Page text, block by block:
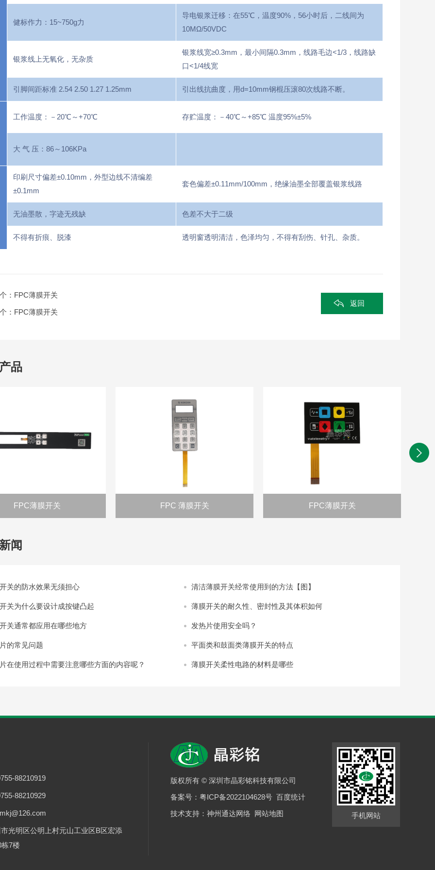
健标作力：15~750g力
导电银浆迁移：在55℃，温度90%，56小时后，二线间为
10MΩ/50VDC
银浆线上无氧化，无杂质
银浆线宽≥0.3mm，最小间隔0.3mm，线路毛边<1/3，线路缺
口<1/4线宽
引脚间距标准 2.54 2.50 1.27 1.25mm 引出线抗曲度，用d=10mm钢棍压滚80次线路不断。
工作温度：－20℃～+70℃ 存贮温度：－40℃～+85℃ 温度95%±5%
大 气 压：86～106KPa
印刷尺寸偏差±0.10mm，外型边线不清编差
±0.1mm
套色偏差±0.11mm/100mm，绝缘油墨全部覆盖银浆线路
无油墨散，字迹无残缺 色差不大于二级
不得有折痕、脱漆 透明窗透明清洁，色泽均匀，不得有刮伤、针孔、杂质。
： FPC薄膜开关
： FPC薄膜开关
返回
品
FPC薄膜开关 FPC 薄膜开关 FPC薄膜开关
闻
关的防水效果无须担心 清洁薄膜开关经常使用到的方法【图】
关为什么要设计成按键凸起 薄膜开关的耐久性、密封性及其体积如何
关通常都应用在哪些地方 发热片使用安全吗？
的常见问题 平面类和鼓面类薄膜开关的特点
在使用过程中需要注意哪些方面的内容呢？ 薄膜开关柔性电路的材料是哪些
88210919
88210929
光明区公明上村元山工业区B区宏添
7楼
版权所有 © 深圳市晶彩铭科技有限公司
备案号： 粤ICP备2022104628号 百度统计
技术支持： 神州通达网络 网站地图 手机网站